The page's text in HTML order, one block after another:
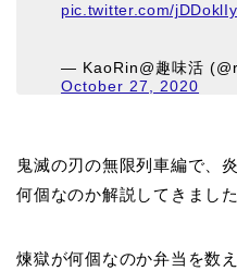
pic.twitter.com/
— KaoRin@趣味活
October 27, 2020
鬼滅の刃の無限列車編で、
何個なのか解説してきました
煉獄が何個なのか弁当を数